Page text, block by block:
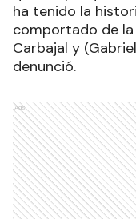
ha tenido la
comportado de la
Carbajal y
denunció.
Ads